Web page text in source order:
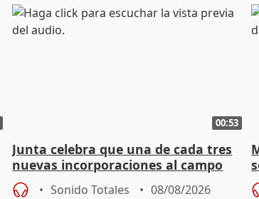
00:53
Junta celebra que una de cada tres
nuevas incorporaciones al campo
andaluz son mujeres jóvenes
Sonido Totales 08/08/2026